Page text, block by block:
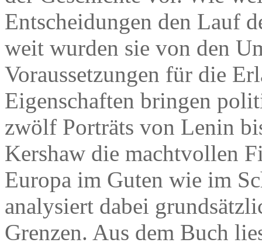
Entscheidungen den Lauf
weit wurden sie von den
Voraussetzungen für die
Eigenschaften bringen
zwölf Porträts von Lenin
Kershaw die machtvollen
Europa im Guten wie im
analysiert dabei
Grenzen. Aus dem Buch